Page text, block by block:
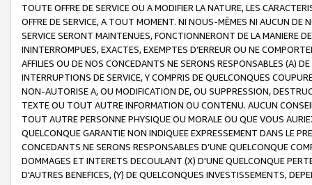
TOUTE OFFRE DE SERVICE OU A MODIFIER LA NATURE, LES
OFFRE DE SERVICE, A TOUT MOMENT. NI NOUS-MÊMES NI AUCUN DE
SERVICE SERONT MAINTENUES, FONCTIONNERONT DE LA MANIERE
ININTERROMPUES, EXACTES, EXEMPTES D’ERREUR OU NE
AFFILIES OU DE NOS CONCEDANTS NE SERONS RESPONSABLES (A)
INTERRUPTIONS DE SERVICE, Y COMPRIS DE QUELCONQUES
NON-AUTORISE A, OU MODIFICATION DE, OU SUPPRESSION,
TEXTE OU TOUT AUTRE INFORMATION OU CONTENU. AUCUN
TOUT AUTRE PERSONNE PHYSIQUE OU MORALE OU QUE VOUS
QUELCONQUE GARANTIE NON INDIQUEE EXPRESSEMENT DANS LE
CONCEDANTS NE SERONS RESPONSABLES D’UNE QUELCONQUE
DOMMAGES ET INTERETS DECOULANT (X) D'UNE QUELCONQUE
D'AUTRES BENEFICES, (Y) DE QUELCONQUES INVESTISSEMENTS,